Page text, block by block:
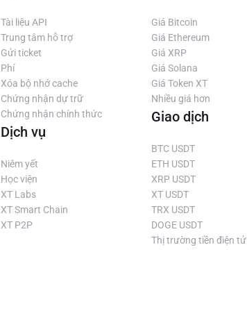
sĩ David Hanson, người sáng lập Hanson
đã chế tạo Sophia, robot hình người biểu
Đội ngũ vừa phát hành phiên bản alpha
Tài liệu API
Trung tâm hỗ trợ
Gửi ticket
Phí
Xóa bộ nhớ cache
Chứng nhận dự trữ
Chứng nhận chính thức
Dịch vụ
Niêm yết
Học viện
XT Labs
XT Smart Chain
XT P2P
Giá Bitcoin
Giá Ethereum
Giá XRP
Giá Solana
Giá Token XT
Nhiều giá hơn
Giao dịch
BTC USDT
ETH USDT
XRP USDT
XT USDT
TRX USDT
DOGE USDT
Thị trường tiền điện tử